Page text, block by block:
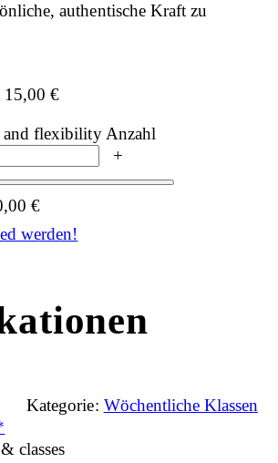
authentische Kraft zu
15,00€
and flexibility Anzahl
+
€
werden!
Kategorie: Wöchentliche Klassen